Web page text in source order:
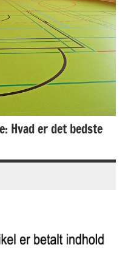
Hvad er det bedste